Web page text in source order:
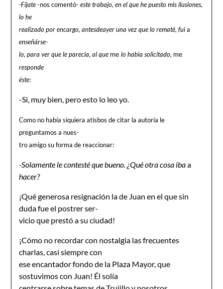
-Fíjate-nos comentó-este trabajo, en el que he puesto mis ilusiones,
lo he
realizado por encargo, antesdeayer una vez que lo rematé, fuia
enseñárse-
lo, para ver que le parecía, al quemelo había solicitado,me
responde
éste:
-Si, muy bien, pero esto lo leo yo.
Como no había siquiera atisbos de citar la autoría le
preguntamos a nues-
tro amigo su forma de reaccionar:
-Solamente le contesté que bueno. ¿Qué otra cosa ibaa
hacer?
¡Qué generosa resignación la de Juan en el que sin
duda fue el postrer ser-
vicio que prestó a su ciudad!
¡Cómo no recordar con nostalgia las frecuentes
charlas, casi siempre con
ese encantador fondo de la Plaza Mayor, que
sostuvimos con Juan! Él solía